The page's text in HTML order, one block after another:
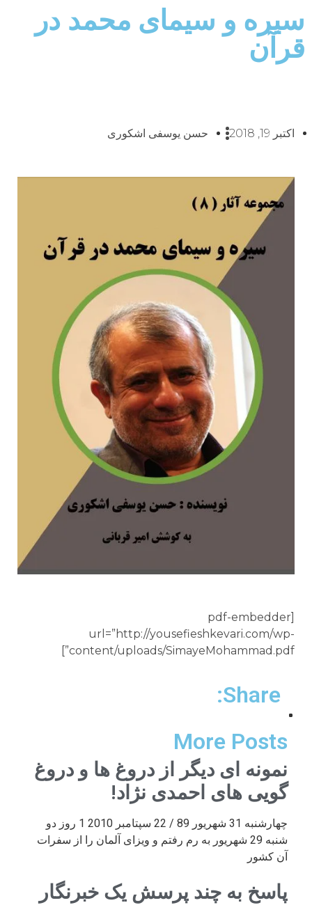
سیره و سیمای محمد در
قرآن
اکتبر 19, 2018 حسن یوسفی اشکوری
[pdf-embedder
url=”http://yousefieshkevari.com/wp-
content/uploads/SimayeMohammad.pdf”]
Share:
More Posts
نمونه ای دیگر از دروغ ها و دروغ
گویی های احمدی نژاد!
چهارشنبه 31 شهریور 89 / 22 سپتامبر 2010 1 روز دو
شنبه 29 شهریور به رم رفتم و ویزای آلمان را از سفرات
آن کشور
پاسخ به چند پرسش یک خبرنگار